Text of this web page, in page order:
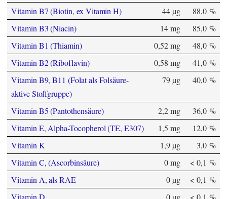
Vitamin B7 (Biotin, ex Vitamin H)
44 µg
88,0 %
Vitamin B3 (Niacin)
14 mg
85,0 %
Vitamin B1 (Thiamin)
0,52 mg
48,0 %
Vitamin B2 (Riboflavin)
0,58 mg
41,0 %
Vitamin B9, B11 (Folat als Folsäure-
aktive Stoffgruppe)
79 µg 40,0 %
Vitamin B5 (Pantothensäure) 2,2 mg
36,0 %
Vitamin E, Alpha-Tocopherol (TE, E307)
1,5 mg
12,0 %
Vitamin K
1,9 µg
3,0 %
Vitamin C, (Ascorbinsäure)
0 mg
< 0,1 %
Vitamin A, als RAE
0 µg
< 0,1 %